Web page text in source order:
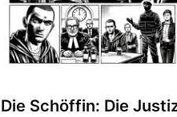
Die Schöffin: Die